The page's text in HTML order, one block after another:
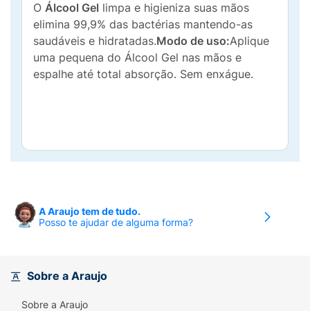
O Álcool Gel limpa e higieniza suas mãos
elimina 99,9% das bactérias mantendo-as
saudáveis e hidratadas.Modo de uso:Aplique
uma pequena do Álcool Gel nas mãos e
espalhe até total absorção. Sem enxágue.
A Araujo tem de tudo.
Posso te ajudar de alguma forma?
Sobre a Araujo
Sobre a Araujo